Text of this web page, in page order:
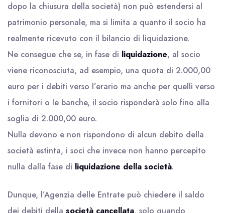
dopo la chiusura della società) non può estendersi al
patrimonio personale, ma si limita a quanto il socio ha
realmente ricevuto con il bilancio di liquidazione.
Ne consegue che se, in fase di liquidazione, al socio
viene riconosciuta, ad esempio, una quota di 2.000,00
euro per i debiti verso l’erario ma anche per quelli verso
i fornitori o le banche, il socio risponderà solo fino alla
soglia di 2.000,00 euro.
Nulla devono e non rispondono di alcun debito della
società estinta, i soci che invece non hanno percepito
nulla dalla fase di liquidazione della società.
Dunque, l’Agenzia delle Entrate può chiedere il saldo